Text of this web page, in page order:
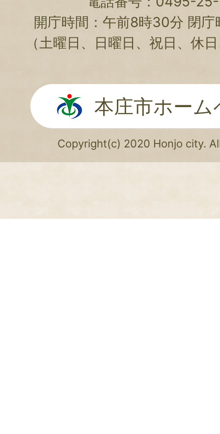
開庁時間：午前8時30分 閉
（土曜日、日曜日、祝日、休
本庄市ホー
Copyright(c) 2020 Honjo city.